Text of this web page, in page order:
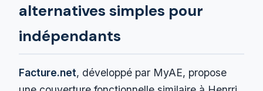
alternatives simples pour
indépendants
Facture.net, développé par MyAE, propose